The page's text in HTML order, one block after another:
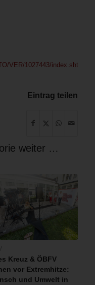
VER/1027443/index.shtml
Eintrag teilen
weiter …
Kreuz & ÖBFV
vor Extremhitze:
und Umwelt in